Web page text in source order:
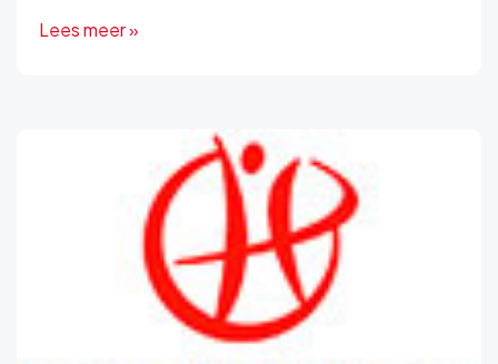
Lees meer »